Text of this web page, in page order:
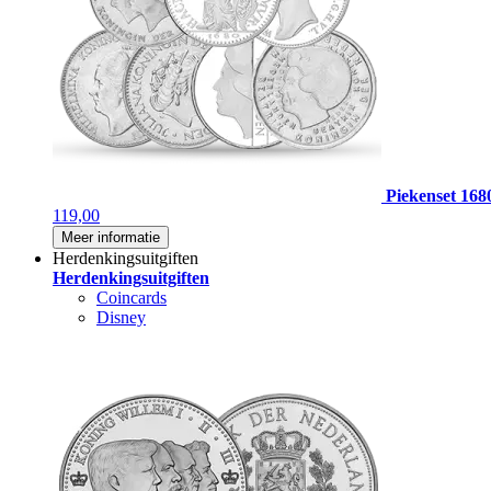
Piekenset
119,00
Meer informatie
Herdenkingsuitgiften
Herdenkingsuitgiften
Coincards
Disney